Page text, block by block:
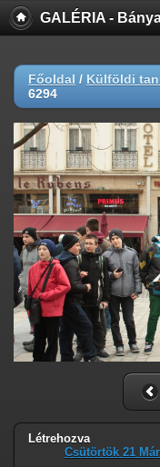
GALÉRIA -
Főoldal / Külföldi
6294
Létrehozva
Csütörtök 21